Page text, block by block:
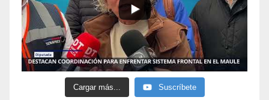
Cargar más... Suscríbete